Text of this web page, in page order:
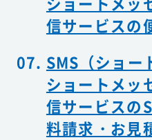
信サービスの
SMS（ショー
ショートメッ
信サービスの
料請求・お見